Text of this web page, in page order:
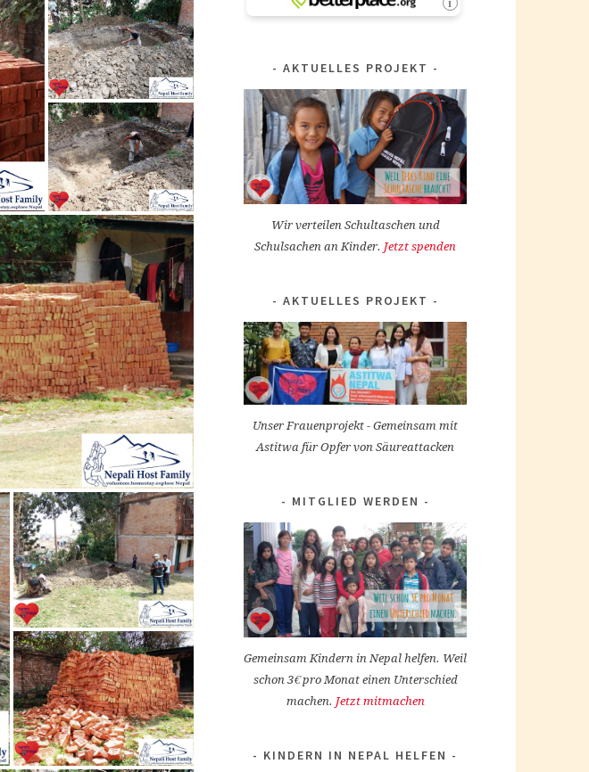
AKTUELLES PROJEKT
Wir verteilen Schultaschen und
Schulsachen an Kinder. Jetzt spenden
AKTUELLES PROJEKT
Unser Frauenprojekt - Gemeinsam mit
Astitwa für Opfer von Säureattacken
MITGLIED WERDEN
Gemeinsam Kindern in Nepal helfen. Weil
schon 3€ pro Monat einen Unterschied
machen. Jetzt mitmachen
KINDERN IN NEPAL HELFEN